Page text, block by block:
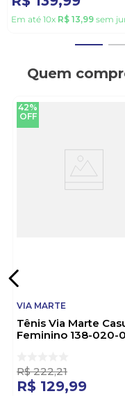
Em até 10x R$ 13,99 sem
Quem
42%
OFF
VIA MARTE
Tênis Via Marte
Feminino 138-020-
R$ 222,21
R$ 129,99